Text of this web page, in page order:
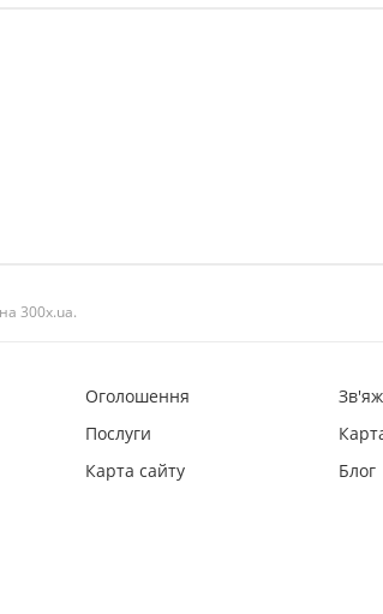
300x.ua.
Оголошення
Послуги
Карта сайту
Блог